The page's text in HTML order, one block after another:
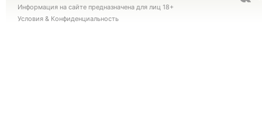
Информация на сайте предназначена для лиц 18+
Условия & Конфиденциальность